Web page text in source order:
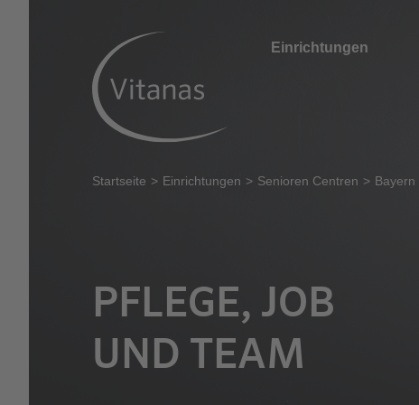
Startseite Einrichtungen Senioren Centren Bayern
Einrichtungen
PFLEGE, JOB
UND TEAM